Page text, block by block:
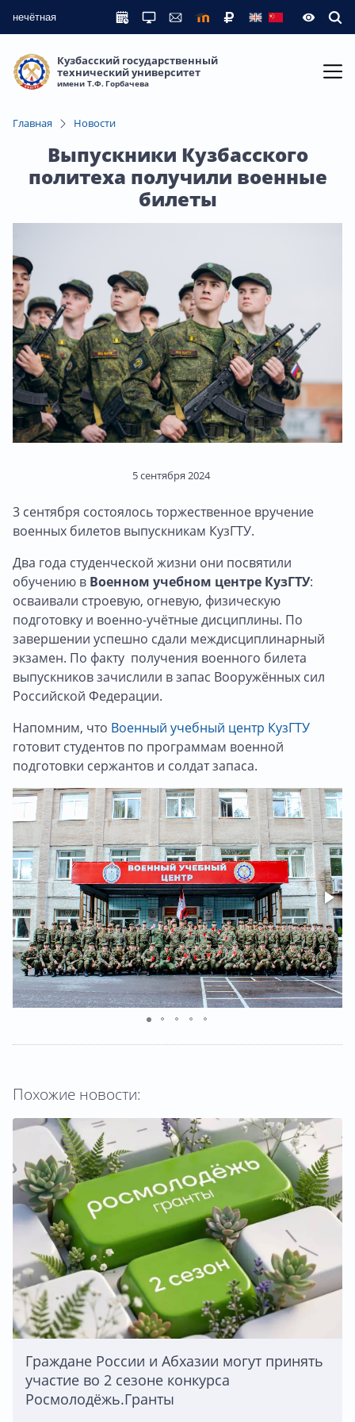
нечётная
Кузбасский государственный
технический университет
имени Т.Ф. Горбачева
Главная Новости
Выпускники Кузбасского
политеха получили военные
билеты
5 сентября 2024
3 сентября состоялось торжественное вручение
военных билетов выпускникам КузГТУ.
Два года студенческой жизни они посвятили
обучению в Военном учебном центре КузГТУ:
осваивали строевую, огневую, физическую
подготовку и военно-учётные дисциплины. По
завершении успешно сдали междисциплинарный
экзамен. По факту получения военного билета
выпускников зачислили в запас Вооружённых сил
Российской Федерации.
Напомним, что Военный учебный центр КузГТУ
готовит студентов по программам военной
подготовки сержантов и солдат запаса.
Похожие новости:
Граждане России и Абхазии могут принять
участие во 2 сезоне конкурса
Росмолодёжь.Гранты